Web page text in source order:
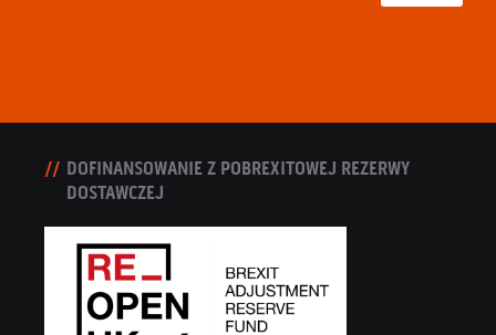
DOFINANSOWANIE Z POBREXITOWEJ REZERWY
DOSTAWCZEJ